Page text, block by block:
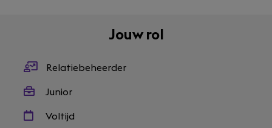
Jouw rol
Relatiebeheerder
Junior
Voltijd